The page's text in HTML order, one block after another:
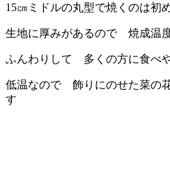
15㎝ミドルの丸型で焼くのは初
生地に厚みがあるので 焼成温
ふんわりして 多くの方に食べ
低温なので 飾りにのせた菜の
す